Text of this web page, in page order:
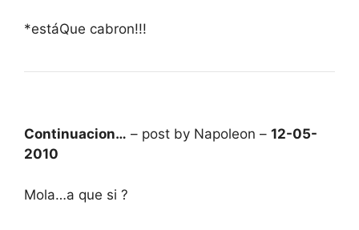
*estáQue cabron!!!
Continuacion… – post by Napoleon – 12-05-
2010
Mola…a que si ?